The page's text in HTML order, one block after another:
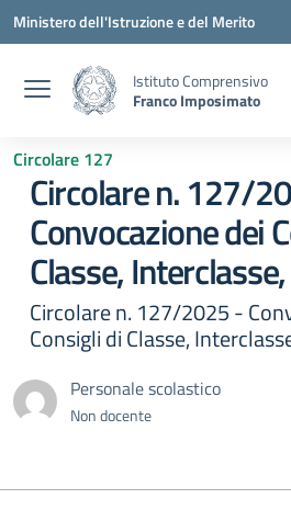
Vai ai contenuti
Vai al menu di navigazione
Vai al footer
Ministero dell'Istruzione e del Merito
Istituto Comprensivo
Franco Imposimato
Circolare 127
Circolare n. 127/
Convocazione dei
Classe,
Circolare n. 127/2025 -
Consigli di Classe,
Personale scolastico
Non docente